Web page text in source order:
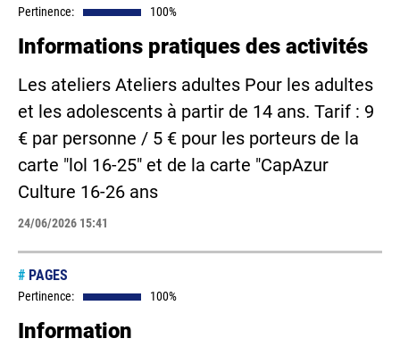
Pertinence: 100%
Informations pratiques des activités
Les ateliers Ateliers adultes Pour les adultes
et les adolescents à partir de 14 ans. Tarif : 9
€ par personne / 5 € pour les porteurs de la
carte "lol 16-25" et de la carte "CapAzur
Culture 16-26 ans
24/06/2026 15:41
# PAGES
Pertinence: 100%
Information